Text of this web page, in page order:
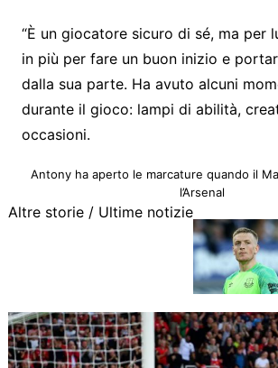
“È un giocatore sicuro di sé, ma per
in più per fare un buon inizio e
dalla sua parte. Ha avuto alcuni
durante il gioco: lampi di abilità,
occasioni.
Antony ha aperto le marcature quando il
l’Arsenal
Altre storie / Ultime notizie